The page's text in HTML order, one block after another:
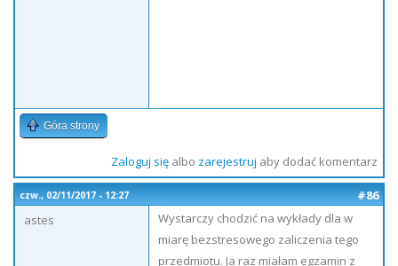
Góra strony
Zaloguj sięalbo zarejestruj aby dodać komentarz
czw., 02/11/2017 - 12:27
#86
astes
Wystarczy chodzić na wykłady dla w
miarę bezstresowego zaliczenia tego
przedmiotu. Ja raz miałam egzamin z